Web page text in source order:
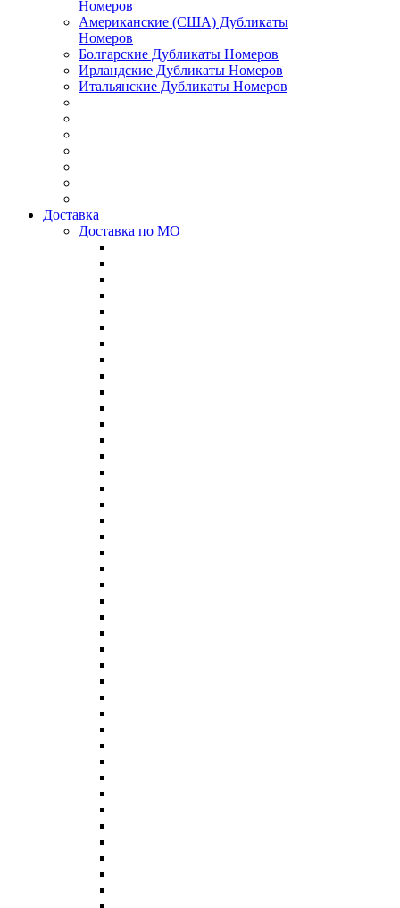
Номеров
Американские (США) Дубликаты
Номеров
Болгарские Дубликаты Номеров
Ирландские Дубликаты Номеров
Итальянские Дубликаты Номеров
Доставка
Доставка по МО